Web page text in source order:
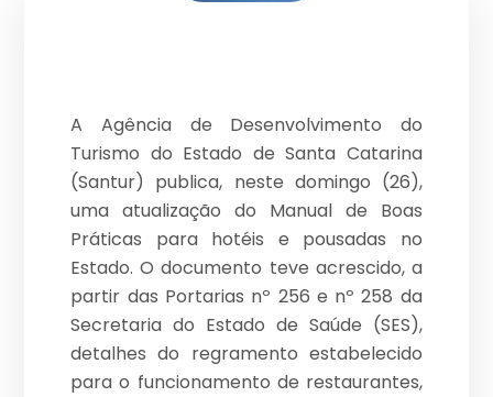
A Agência de Desenvolvimento do
Turismo do Estado de Santa Catarina
(Santur) publica, neste domingo (26),
uma atualização do Manual de Boas
Práticas para hotéis e pousadas no
Estado. O documento teve acrescido, a
partir das Portarias nº 256 e nº 258 da
Secretaria do Estado de Saúde (SES),
detalhes do regramento estabelecido
para o funcionamento de restaurantes,